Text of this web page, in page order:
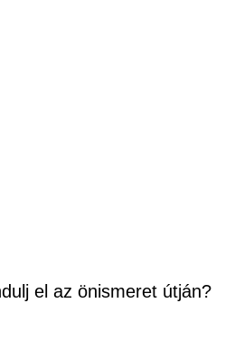
el az önismeret útján?